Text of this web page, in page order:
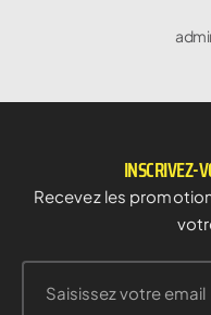
INSCRIVEZ-
Recevez les